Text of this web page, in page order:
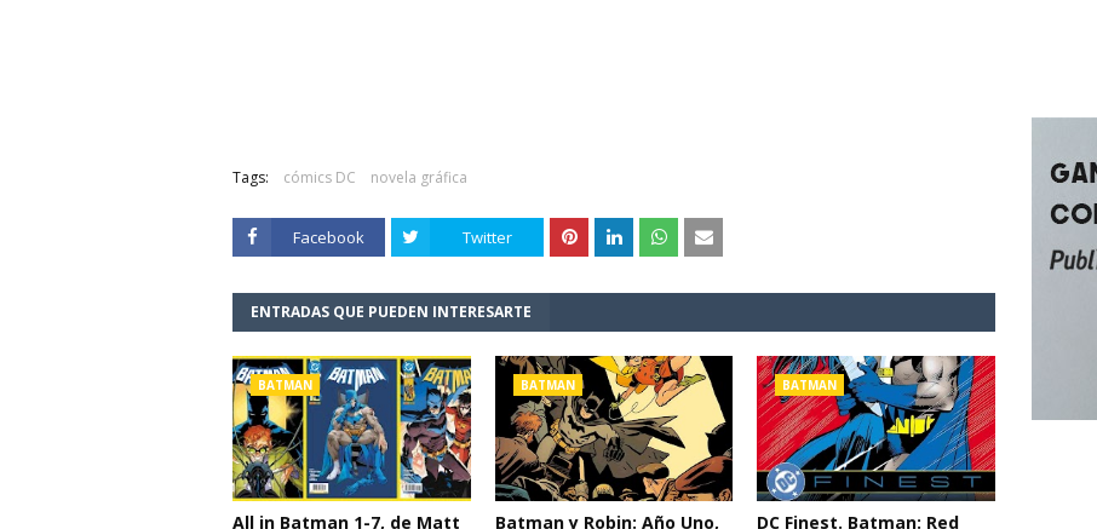
Tags: cómics DC novela gráfica
Facebook Twitter
ENTRADAS QUE PUEDEN INTERESARTE
BATMAN
All in Batman 1-7, de Matt
BATMAN
Batman y Robin: Año Uno,
BATMAN
DC Finest. Batman: Red